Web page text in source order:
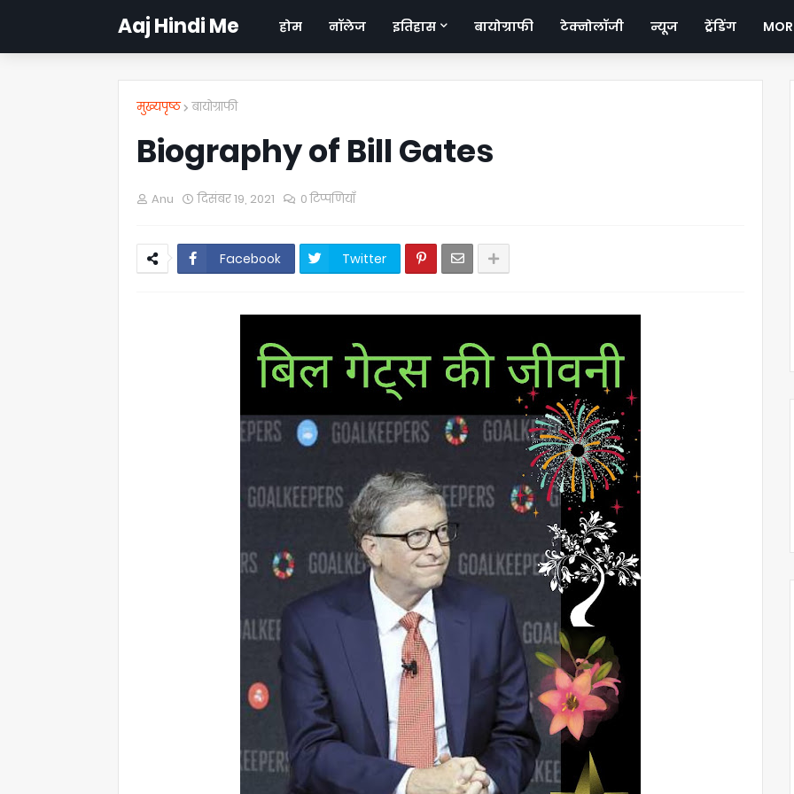
Aaj Hindi Me होम नॉलेज इतिहास बायोग्राफी टेक्नोलॉजी न्यूज ट्रेंडिंग
मुख्यपृष्ठ बायोग्राफी
Biography of Bill Gates
Anu दिसंबर 19, 2021 0 टिप्पणियाँ
Facebook Twitter